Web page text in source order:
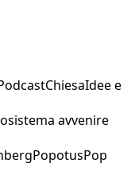
ChiesaIdee e
avvenire
PopotusPop